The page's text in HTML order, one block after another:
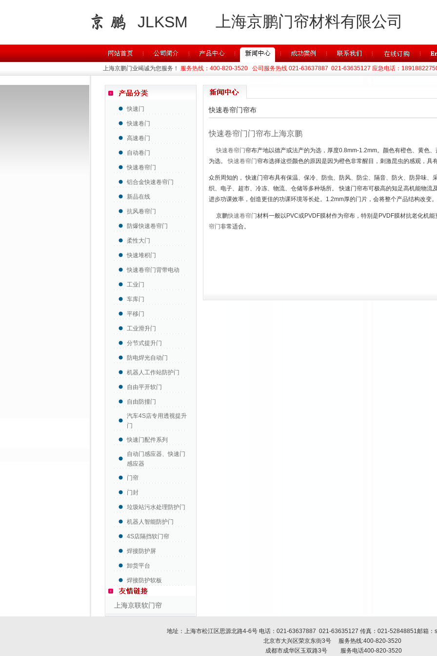
JLKSM 上海京鹏门帘材料有限公司
上海京鹏门业竭诚为您服务！ 服务热线：400-820-3520 公司服务热线 021-63637887 021-63635127 应急电话：
快速门
快速卷门
高速卷门
自动卷门
快速卷帘门
铝合金快速卷帘门
新品在线
抗风卷帘门
防爆快速卷帘门
柔性大门
快速堆积门
快速卷帘门背带电动
工业门
车库门
平移门
工业滑升门
分节式提升门
防电焊光自动门
机器人工作站防护门
自由平开软门
自由防撞门
汽车4S店专用透视提升
门
快速门配件系列
自动门感应器、快速门
感应器
门帘
门封
垃圾站污水处理防护门
机器人智能防护门
4S店隔挡软门帘
焊接防护屏
卸货平台
焊接防护软板
上海京联软门帘
快速卷帘门帘布
快速卷帘门门帘布上海京鹏
快速卷帘门帘布产地以德产或法产的为选，厚度0.8mm-1.2mm。颜色有橙色、黄色
为选。快速卷帘门帘布选择这些颜色的原因是因为橙色非常醒目，刺激昆虫的感观，具
众所周知的， 快速门帘布具有保温、保冷、防虫、防风、防尘、隔音、防火、防异味、
织、电子、超市、冷冻、物流、仓储等多种场所。 快速门帘布可极高的知足高机能物流
进步功课效率，创造更佳的功课环境等长处。1.2mm厚的门片，会将整个产品结构改变。
京鹏快速卷帘门材料一般以PVC或PVDF膜材作为帘布，特别是PVDF膜材抗老化机
帘门非常适合。
地址：上海市松江区思源北路4-6号 电话： 021-63637887 021-63635127 传真： 021-52848851邮箱：
北京市大兴区荣京东街3号
服务热线:400-820-3520
成都市成华区玉双路3号 服务电话400-820-3520